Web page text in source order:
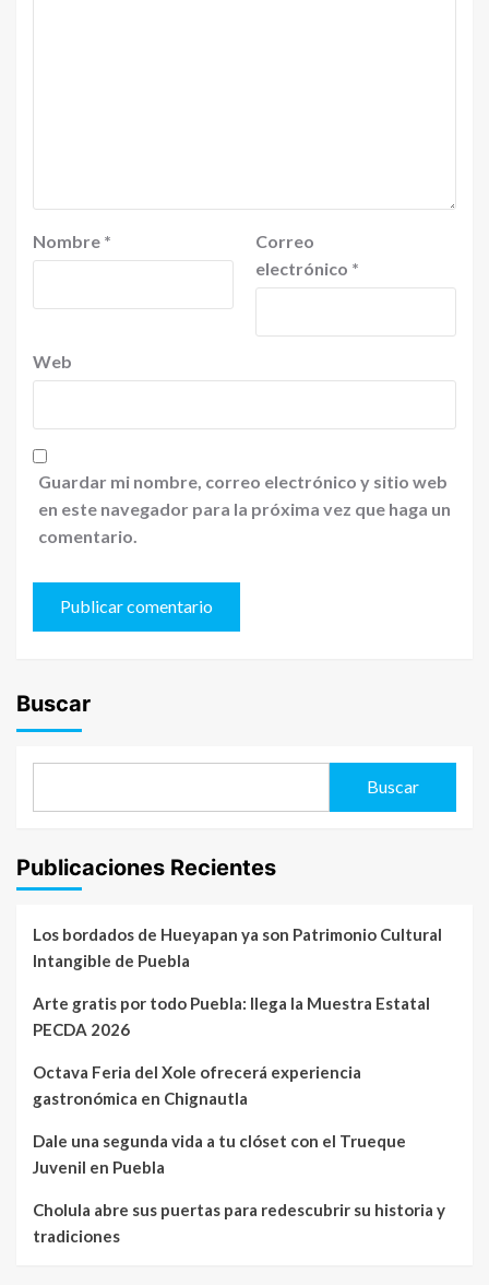
Nombre *
Correo
electrónico *
Web
Guardar mi nombre, correo electrónico y sitio web
en este navegador para la próxima vez que haga un
comentario.
Buscar
Buscar
Publicaciones Recientes
Los bordados de Hueyapan ya son Patrimonio Cultural
Intangible de Puebla
Arte gratis por todo Puebla: llega la Muestra Estatal
PECDA 2026
Octava Feria del Xole ofrecerá experiencia
gastronómica en Chignautla
Dale una segunda vida a tu clóset con el Trueque
Juvenil en Puebla
Cholula abre sus puertas para redescubrir su historia y
tradiciones